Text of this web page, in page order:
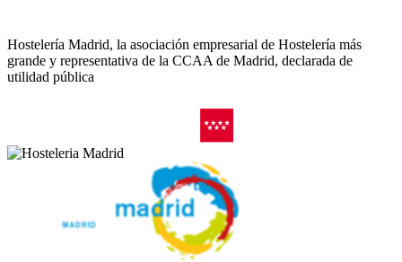
Hostelería Madrid, la asociación empresarial de Hostelería más
grande y representativa de la CCAA de Madrid, declarada de
utilidad pública